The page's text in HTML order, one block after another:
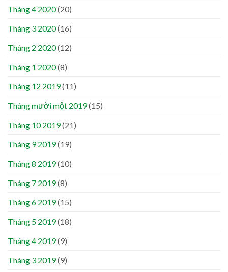
Tháng 4 2020(20)
Tháng 3 2020(16)
Tháng 2 2020(12)
Tháng 1 2020(8)
Tháng 12 2019(11)
Tháng mười một 2019(15)
Tháng 10 2019(21)
Tháng 9 2019(19)
Tháng 8 2019(10)
Tháng 7 2019(8)
Tháng 6 2019(15)
Tháng 5 2019(18)
Tháng 4 2019(9)
Tháng 3 2019(9)